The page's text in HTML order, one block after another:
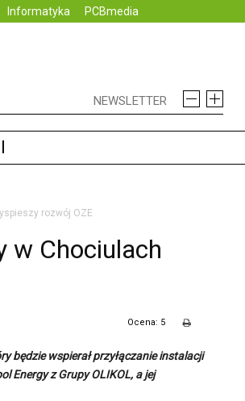
Informatyka PCBmedia
rozwój OZE
w Chociulach
Ocena: 5
będzie wspierał przyłączanie instalacji
Energy z Grupy OLIKOL, a jej